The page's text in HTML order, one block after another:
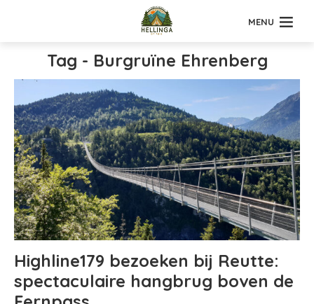
MENU
Tag - Burgruïne Ehrenberg
Highline179 bezoeken bij Reutte:
spectaculaire hangbrug boven de